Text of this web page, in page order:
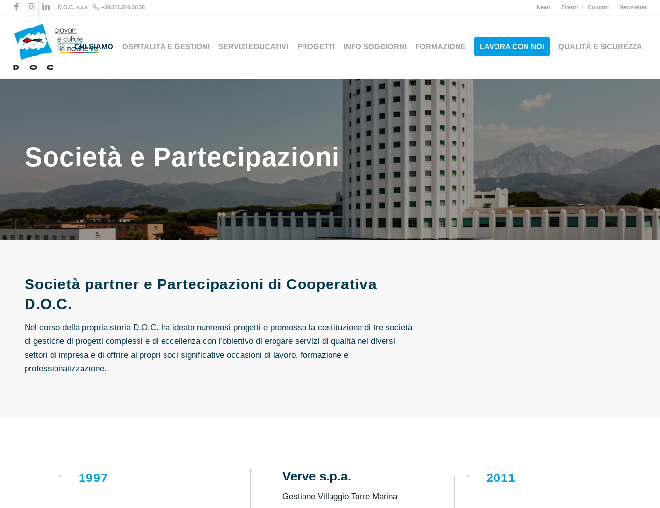
News Eventi Contatti Newsletter
D.O.C. s.c.s +39.011.516.20.38
CHI SIAMO OSPITALITÀ E GESTIONI SERVIZI EDUCATIVI PROGETTI INFO SOGGIORNI FORMAZIONE LAVORA CON NOI QUALITÀ E SICUREZZA
Società e Partecipazioni
Società partner e Partecipazioni di Cooperativa
D.O.C.
Nel corso della propria storia D.O.C. ha ideato numerosi progetti e promosso la costituzione di tre società
di gestione di progetti complessi e di eccellenza con l’obiettivo di erogare servizi di qualità nei diversi
settori di impresa e di offrire ai propri soci significative occasioni di lavoro, formazione e
professionalizzazione.
1997 Verve s.p.a.
Gestione Villaggio Torre Marina
2011